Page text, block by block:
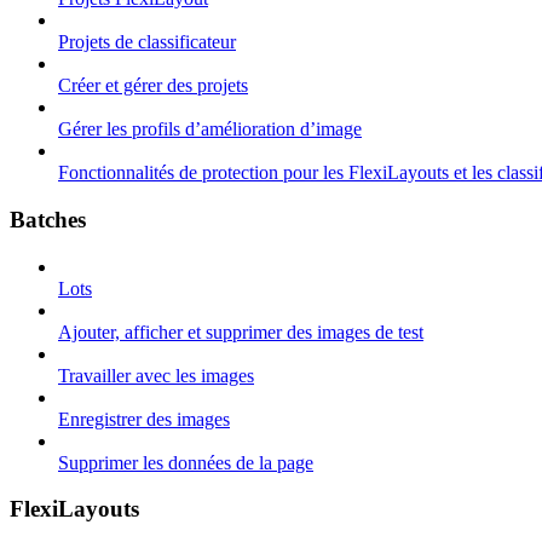
Projets de classificateur
Créer et gérer des projets
Gérer les profils d’amélioration d’image
Fonctionnalités de protection pour les FlexiLayouts et les
Batches
Lots
Ajouter, afficher et supprimer des images de test
Travailler avec les images
Enregistrer des images
Supprimer les données de la page
FlexiLayouts